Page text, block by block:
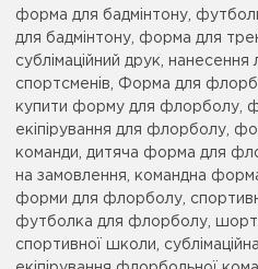
форма для бадмінтону,
для бадмінтону, форма для
сублімаційний друк, нанесення
спортсменів, Форма для
купити форму для флорболу,
екіпірування для флорболу,
команди, дитяча форма для
на замовлення, командна
форми для флорболу,
футболка для флорболу,
спортивної школи,